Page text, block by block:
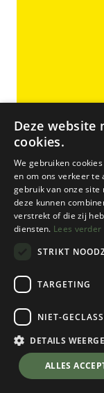
Body Cooler
Body
Yellow
Kies een kleur
💬 Stel je
Deze website
cookies.
We gebruiken
en om ons verkeer te
gebruik van onze
deze kunnen
verstrekt of die zij
diensten. Lees verder
STRIKT
TARGETING
NIET-
DETAILS
ALLES